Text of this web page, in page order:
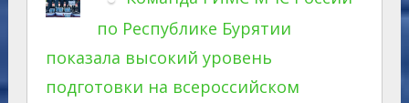
по Республике Бурятии
показала высокий уровень
подготовки на всероссийском